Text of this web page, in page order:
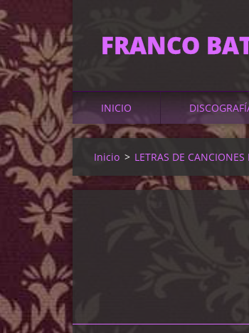
FRANCO
INICIO
Inicio > LETRAS DE